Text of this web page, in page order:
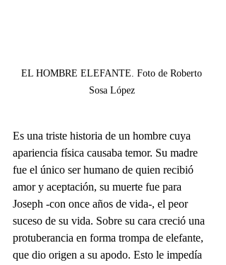
EL HOMBRE ELEFANTE. Foto de Roberto
Sosa López
Es una triste historia de un hombre cuya
apariencia física causaba temor. Su madre
fue el único ser humano de quien recibió
amor y aceptación, su muerte fue para
Joseph -con once años de vida-, el peor
suceso de su vida. Sobre su cara creció una
protuberancia en forma trompa de elefante,
que dio origen a su apodo. Esto le impedía